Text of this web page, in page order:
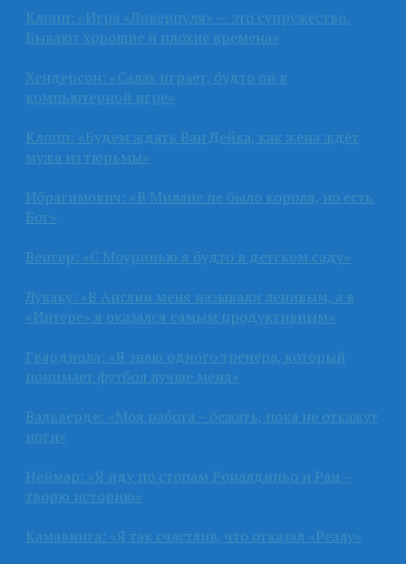
Клопп: «Игра «Ливерпуля» — это супружество.
Бывают хорошие и плохие времена»
Хендерсон: «Салах играет, будто он в
компьютерной игре»
Клопп: «Будем ждать Ван Дейка, как жена ждёт
мужа из тюрьмы»
Ибрагимович: «В Милане не было короля, но есть
Бог»
Венгер: «С Моуринью я будто в детском саду»
Лукаку: «В Англии меня называли ленивым, а в
«Интере» я оказался самым продуктивным»
Гвардиола: «Я знаю одного тренера, который
понимает футбол лучше меня»
Вальверде: «Моя работа – бежать, пока не откажут
ноги»
Неймар: «Я иду по стопам Роналдиньо и Раи –
творю историю»
Камавинга: «Я так счастлив, что отказал «Реалу»